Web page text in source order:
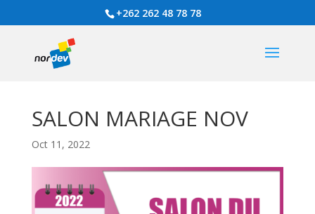
+262 262 48 78 78
SALON MARIAGE NOV
Oct 11, 2022